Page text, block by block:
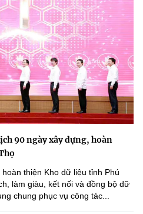
90 ngày xây dựng, hoàn
thiện Kho dữ liệu tỉnh Phú
làm giàu, kết nối và đồng bộ dữ
chung phục vụ công tác...